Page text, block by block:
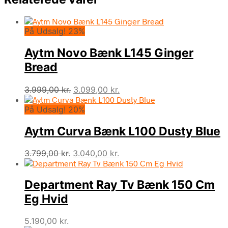
På Udsalg! 23%
Aytm Novo Bænk L145 Ginger
Bread
3.999,00kr. Den
oprindelige
pris
3.999,00 kr..
3.099,00 kr.
aktuelle
3.099,00 kr..
På Udsalg! 20%
Aytm Curva Bænk L100 Dusty Blue
3.799,00kr. Den
oprindelige
var:
3.799,00 kr..
3.040,00 kr.
aktuelle
er:
3.040,00 kr..
Department Ray Tv Bænk 150 Cm
Eg Hvid
5.190,00 kr.